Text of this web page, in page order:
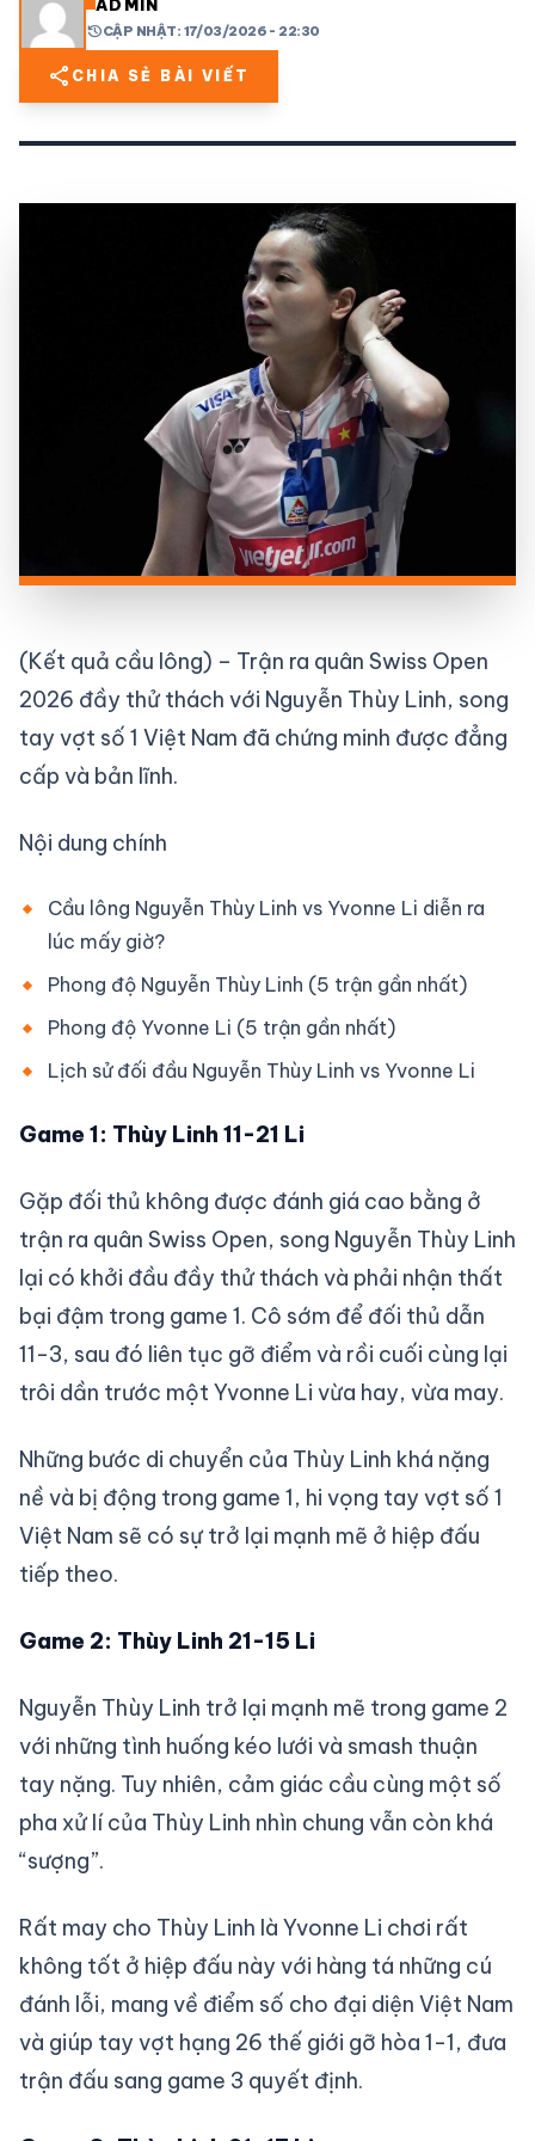
share mail
ADMIN
historyCẬP NHẬT: 17/03/2026 - 22:30
share CHIA SẺ BÀI VIẾT
(Kết quả cầu lông) – Trận ra quân Swiss Open
2026 đầy thử thách với Nguyễn Thùy Linh, song
tay vợt số 1 Việt Nam đã chứng minh được đẳng
cấp và bản lĩnh.
Nội dung chính
Cầu lông Nguyễn Thùy Linh vs Yvonne Li diễn ra
lúc mấy giờ?
Phong độ Nguyễn Thùy Linh (5 trận gần nhất)
Phong độ Yvonne Li (5 trận gần nhất)
Lịch sử đối đầu Nguyễn Thùy Linh vs Yvonne Li
Game 1: Thùy Linh 11-21 Li
Gặp đối thủ không được đánh giá cao bằng ở
trận ra quân Swiss Open, song Nguyễn Thùy Linh
lại có khởi đầu đầy thử thách và phải nhận thất
bại đậm trong game 1. Cô sớm để đối thủ dẫn
11-3, sau đó liên tục gỡ điểm và rồi cuối cùng lại
trôi dần trước một Yvonne Li vừa hay, vừa may.
Những bước di chuyển của Thùy Linh khá nặng
nề và bị động trong game 1, hi vọng tay vợt số 1
Việt Nam sẽ có sự trở lại mạnh mẽ ở hiệp đấu
tiếp theo.
Game 2: Thùy Linh 21-15 Li
Nguyễn Thùy Linh trở lại mạnh mẽ trong game 2
với những tình huống kéo lưới và smash thuận
tay nặng. Tuy nhiên, cảm giác cầu cùng một số
pha xử lí của Thùy Linh nhìn chung vẫn còn khá
“sượng”.
Rất may cho Thùy Linh là Yvonne Li chơi rất
không tốt ở hiệp đấu này với hàng tá những cú
đánh lỗi, mang về điểm số cho đại diện Việt Nam
và giúp tay vợt hạng 26 thế giới gỡ hòa 1-1, đưa
trận đấu sang game 3 quyết định.